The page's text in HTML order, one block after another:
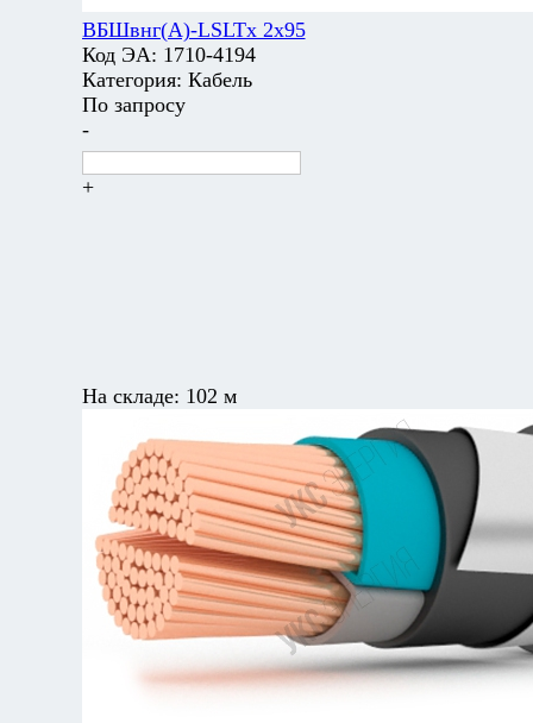
ВБШвнг(А)-LSLTx 2х95
Код ЭА: 1710-4194
Категория: Кабель
По запросу
-
+
На складе: 102 м